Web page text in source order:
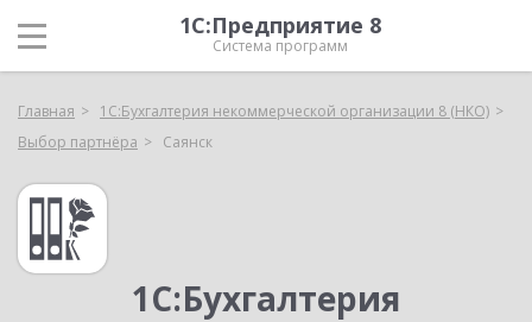
1С:Предприятие 8
Система программ
Главная
1С:Бухгалтерия некоммерческой организации 8 (НКО)
Выбор партнёра
Саянск
1С:Бухгалтерия